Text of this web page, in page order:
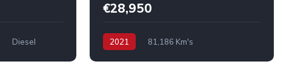
Diesel
€28,950
2021
81,186 Km's